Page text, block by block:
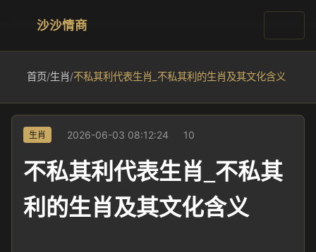
沙沙情商
首页/生肖/不私其利代表生肖_不私其利的生肖及其文化含义
生肖 2026-06-03 08:12:24 10
不私其利代表生肖_不私其
利的生肖及其文化含义